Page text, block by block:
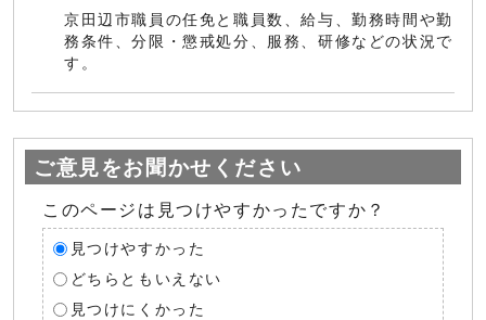
京田辺市職員の任免と職員数、給与、勤務時間や勤
務条件、分限・懲戒処分、服務、研修などの状況で
す。
ご意見をお聞かせください
このページは見つけやすかったですか？
見つけやすかった
どちらともいえない
見つけにくかった